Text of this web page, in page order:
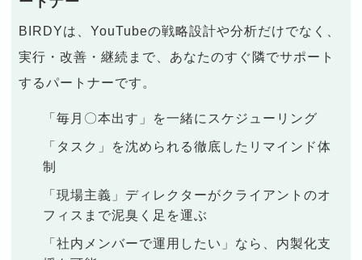
BIRDYは、YouTubeの戦略設計や分析だけでなく、
実行・改善・継続まで、あなたのすぐ隣でサポート
するパートナーです。
「毎月〇本出す」を一緒にスケジューリング
「タスク」を沈められる徹底したリマインド体
制
「現場主義」ディレクターがクライアントのオ
フィスまで泥臭く足を運ぶ
「社内メンバーで運用したい」なら、内製化支